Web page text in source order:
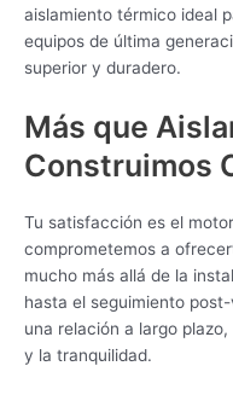
aislamiento térmico ideal
equipos de última
superior y duradero.
Más que
Construimos
Tu satisfacción es el
comprometemos a
mucho más allá de la
hasta el seguimiento
una relación a largo
y la tranquilidad.